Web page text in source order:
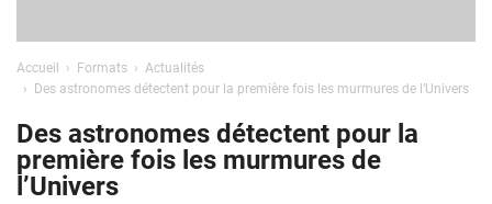
Accueil Formats
Actualités
Des astronomes détectent pour la première fois les murmures de l’Univers
Des astronomes détectent pour la
première fois les murmures de
l’Univers